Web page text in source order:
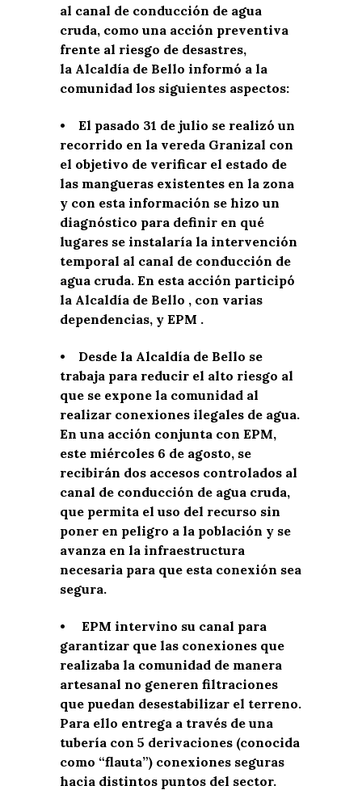
al canal de conducción de agua
cruda, como una acción preventiva
frente al riesgo de desastres,
la Alcaldía de Bello informó a la
comunidad los siguientes aspectos:
• El pasado 31 de julio se realizó un
recorrido en la vereda Granizal con
el objetivo de verificar el estado de
las mangueras existentes en la zona
y con esta información se hizo un
diagnóstico para definir en qué
lugares se instalaría la intervención
temporal al canal de conducción de
agua cruda. En esta acción participó
la Alcaldía de Bello , con varias
dependencias, y EPM .
• Desde la Alcaldía de Bello se
trabaja para reducir el alto riesgo al
que se expone la comunidad al
realizar conexiones ilegales de agua.
En una acción conjunta con EPM,
este miércoles 6 de agosto, se
recibirán dos accesos controlados al
canal de conducción de agua cruda,
que permita el uso del recurso sin
poner en peligro a la población y se
avanza en la infraestructura
necesaria para que esta conexión sea
segura.
• EPM intervino su canal para
garantizar que las conexiones que
realizaba la comunidad de manera
artesanal no generen filtraciones
que puedan desestabilizar el terreno.
Para ello entrega a través de una
tubería con 5 derivaciones (conocida
como “flauta”) conexiones seguras
hacia distintos puntos del sector.